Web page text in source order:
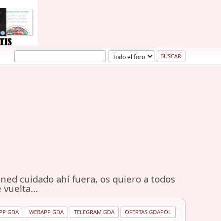
cuidado ahí fuera, os quiero a todos
vuelta...
GDA WEBAPP GDA TELEGRAM GDA OFERTAS GDAPOL